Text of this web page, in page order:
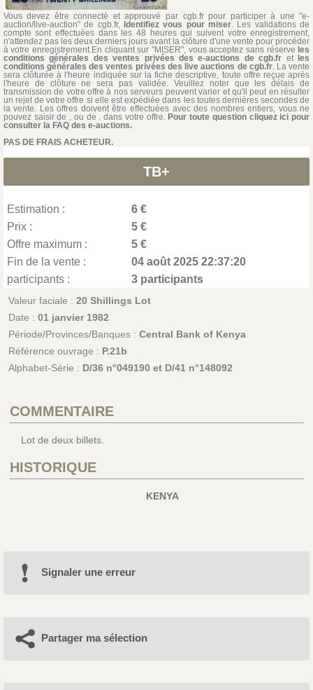
Vous devez être connecté et approuvé par cgb.fr pour participer à une "e-
auction/live-auction" de cgb.fr, Identifiez vous pour miser . Les validations de
compte sont effectuées dans les 48 heures qui suivent votre enregistrement,
n'attendez pas les deux derniers jours avant la clôture d'une vente pour procéder
à votre enregistrement.En cliquant sur "MISER", vous acceptez sans réserve les
conditions générales des ventes privées des e-auctions de cgb.fr et les
conditions générales des ventes privées des live auctions de cgb.fr. La vente
sera clôturée à l'heure indiquée sur la fiche descriptive, toute offre reçue après
l'heure de clôture ne sera pas validée. Veuillez noter que les délais de
transmission de votre offre à nos serveurs peuvent varier et qu'il peut en résulter
un rejet de votre offre si elle est expédiée dans les toutes dernières secondes de
la vente. Les offres doivent être effectuées avec des nombres entiers, vous ne
pouvez saisir de , ou de . dans votre offre.Pour toute question cliquez ici pour
consulter la FAQ des e-auctions.
PAS DE FRAIS ACHETEUR.
TB+
Estimation :
6 €
Prix :
5 €
Offre maximum :
5 €
Fin de la vente :
04 août 2025 22:37:20
participants :
3 participants
Valeur faciale : 20 Shillings Lot
Date : 01 janvier 1982
Période/Provinces/Banques : Central Bank of Kenya
Référence ouvrage : P.21b
Alphabet-Série : D/36 n°049190 et D/41 n°148092
COMMENTAIRE
Lot de deux billets.
HISTORIQUE
KENYA
Signaler une erreur
Partager ma sélection